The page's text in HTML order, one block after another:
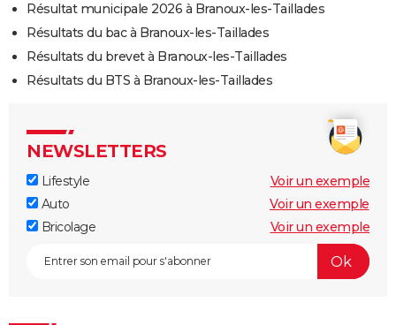
Résultat municipale 2026 à Branoux-les-Taillades
Résultats du bac à Branoux-les-Taillades
Résultats du brevet à Branoux-les-Taillades
Résultats du BTS à Branoux-les-Taillades
NEWSLETTERS
Lifestyle
Voir un exemple
Auto
Voir un exemple
Bricolage
Voir un exemple